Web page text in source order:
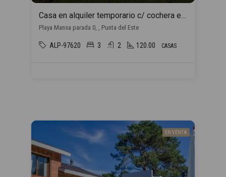
Casa en alquiler temporario c/ cochera en Playa Mansa
Playa Mansa parada 0, , Punta del Este
ALP-97620 3 2 120.00 CASAS
EN VENTA